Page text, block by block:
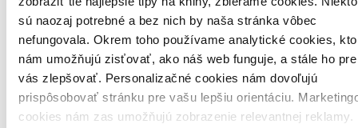
sú naozaj potrebné a bez nich by naša stránka vôbec
nefungovala. Okrem toho používame analytické cookies,
nám umožňujú zisťovať, ako náš web funguje, a stále ho pre
vás zlepšovať. Personalizačné cookies nám dovoľujú
prispôsobovať stránku pre vašu lepšiu orientáciu.
cookies nám zas umožňujú zobrazenie relevantnej reklamy.